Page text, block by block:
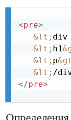
<pre>
&lt; div
&lt; h1
&lt; p
&lt; /
</pre>